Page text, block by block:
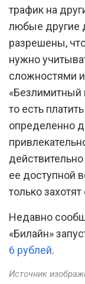
трафик на
любые другие
разрешены,
нужно
сложностями
«Безлимитный
то есть
определенно
ее доступной
только
Недавно
«Билайн»
6 рублей.
Источник